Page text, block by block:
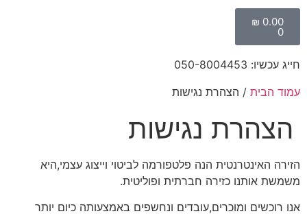
₪ 0.00
0
חייג עכשיו: 050-8004453
עמוד הבית / הצהרת נגישות
הצהרת נגישות
הזירה האינטרנטית הנה פלטפורמה לביטוי וייצוג עצמי,היא
משמשת אותנו כזירה חברתית ופוליטית.
אנו רוכשים ומוכרים,עובדים ונחשפים באמצעותה כיום יותר